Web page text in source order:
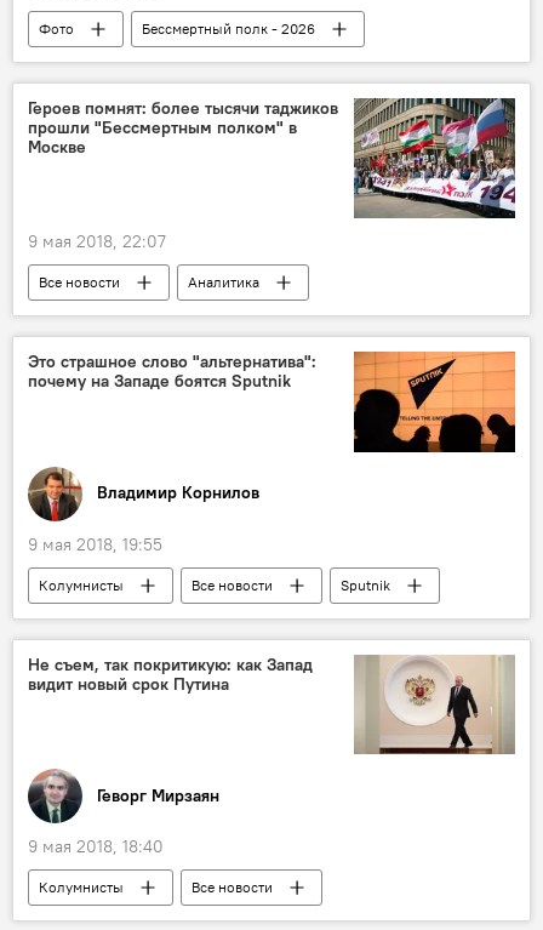
Фото
Бессмертный полк - 2026
Бессмертный полк Таджикистан - 2026
9 мая - День Победы в Великой Отечественной войне
Москва
Героев помнят: более тысячи таджиков
прошли "Бессмертным полком" в
Москве
9 мая 2018, 22:07
Все новости
Аналитика
Бессмертный полк - 2026
Бессмертный полк Таджикистан - 2026
Москва
война
Это страшное слово "альтернатива":
почему на Западе боятся Sputnik
Владимир Корнилов
9 мая 2018, 19:55
Колумнисты Все новости
Sputnik
RT
Россия
Не съем, так покритикую: как Запад
видит новый срок Путина
Геворг Мирзаян
9 мая 2018, 18:40
Колумнисты
Все новости
Владимир Путин
Россия